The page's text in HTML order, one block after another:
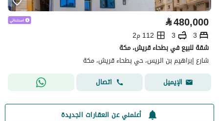
⃁480,000
3
3
112 م2
شقة للبيع في بطحاء قريش، مكة
شارع إبراهيم بن الريس، حي بطحاء قريش، مكة
الإيميل
اتصال
أعلمني عن العقارات الجديدة